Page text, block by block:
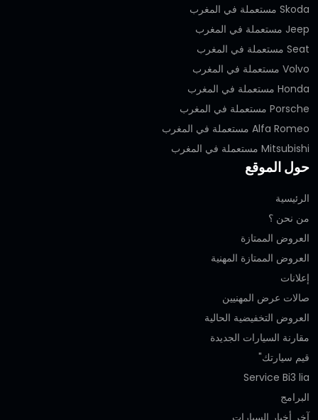
Skoda مستعملة في المغرب
Jeep مستعملة في المغرب
Seat مستعملة في المغرب
Volvo مستعملة في المغرب
Honda مستعملة في المغرب
Porsche مستعملة في المغرب
Alfa Romeo مستعملة في المغرب
Mitsubishi مستعملة في المغرب
حول الموقع
الرئيسية
من نحن ؟
العروض الممتازة
العروض الممتازة المهنية‎
إعلانات
صالات عرض المهنيين
العروض التخفيضية الحالية
مقارنة السيارات الجديدة
قيم سيارتك"
Service Bi3 lia
البرامج
آخر أخبار السيارات